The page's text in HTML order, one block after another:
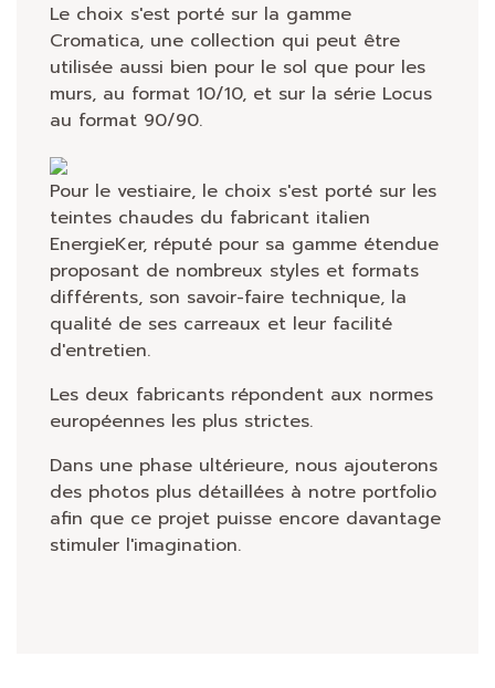
Le choix s'est porté sur la gamme
Cromatica, une collection qui peut être
utilisée aussi bien pour le sol que pour les
murs, au format 10/10, et sur la série Locus
au format 90/90.
Pour le vestiaire, le choix s'est porté sur les
teintes chaudes du fabricant italien
EnergieKer, réputé pour sa gamme étendue
proposant de nombreux styles et formats
différents, son savoir-faire technique, la
qualité de ses carreaux et leur facilité
d'entretien.
Les deux fabricants répondent aux normes
européennes les plus strictes.
Dans une phase ultérieure, nous ajouterons
des photos plus détaillées à notre portfolio
afin que ce projet puisse encore davantage
stimuler l'imagination.